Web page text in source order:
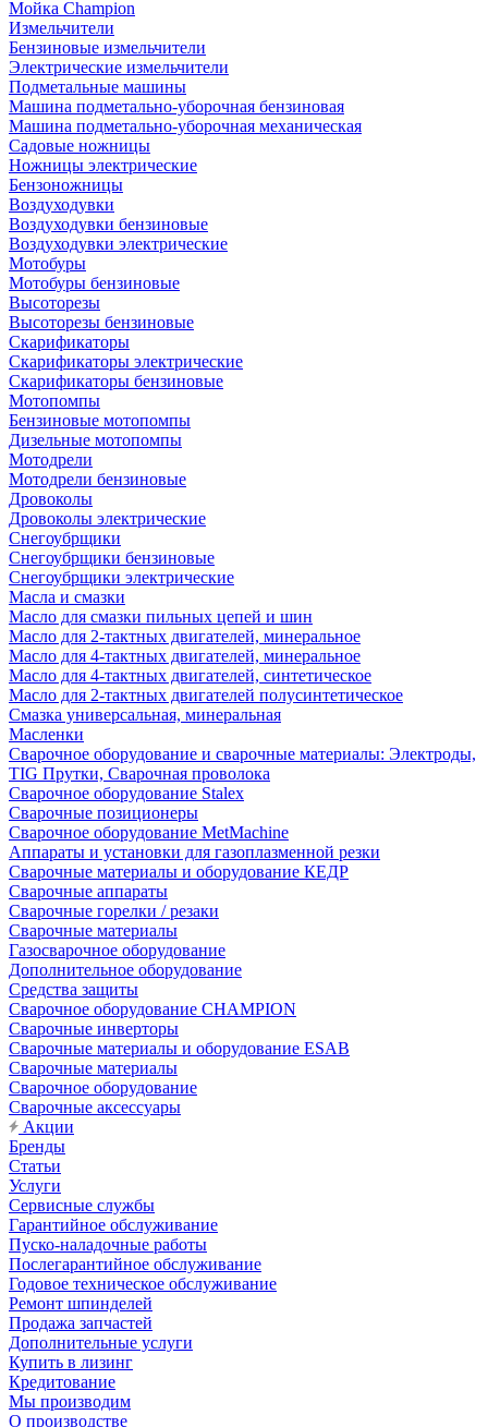
Мойка Champion
Измельчители
Бензиновые измельчители
Электрические измельчители
Подметальные машины
Машина подметально-уборочная бензиновая
Машина подметально-уборочная механическая
Садовые ножницы
Ножницы электрические
Бензоножницы
Воздуходувки
Воздуходувки бензиновые
Воздуходувки электрические
Мотобуры
Мотобуры бензиновые
Высоторезы
Высоторезы бензиновые
Скарификаторы
Скарификаторы электрические
Скарификаторы бензиновые
Мотопомпы
Бензиновые мотопомпы
Дизельные мотопомпы
Мотодрели
Мотодрели бензиновые
Дровоколы
Дровоколы электрические
Снегоубрщики
Снегоубрщики бензиновые
Снегоубрщики электрические
Масла и смазки
Масло для смазки пильных цепей и шин
Масло для 2-тактных двигателей, минеральное
Масло для 4-тактных двигателей, минеральное
Масло для 4-тактных двигателей, синтетическое
Масло для 2-тактных двигателей полусинтетическое
Смазка универсальная, минеральная
Масленки
Сварочное оборудование и сварочные материалы: Электроды,
TIG Прутки, Сварочная проволока
Сварочное оборудование Stalex
Сварочные позиционеры
Сварочное оборудование MetMachine
Аппараты и установки для газоплазменной резки
Сварочные материалы и оборудование КЕДР
Сварочные аппараты
Сварочные горелки / резаки
Сварочные материалы
Газосварочное оборудование
Дополнительное оборудование
Средства защиты
Сварочное оборудование CHAMPION
Сварочные инверторы
Сварочные материалы и оборудование ESAB
Сварочные материалы
Сварочное оборудование
Сварочные аксессуары
Акции
Бренды
Статьи
Услуги
Сервисные службы
Гарантийное обслуживание
Пуско-наладочные работы
Послегарантийное обслуживание
Годовое техническое обслуживание
Ремонт шпинделей
Продажа запчастей
Дополнительные услуги
Купить в лизинг
Кредитование
Мы производим
О производстве